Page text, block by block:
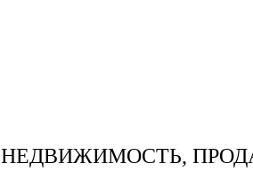
НЕДВИЖИМОСТЬ,